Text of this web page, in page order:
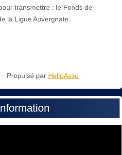
transmettre : le Fonds de
la Ligue Auvergnate.
Propulsé par HelloAsso